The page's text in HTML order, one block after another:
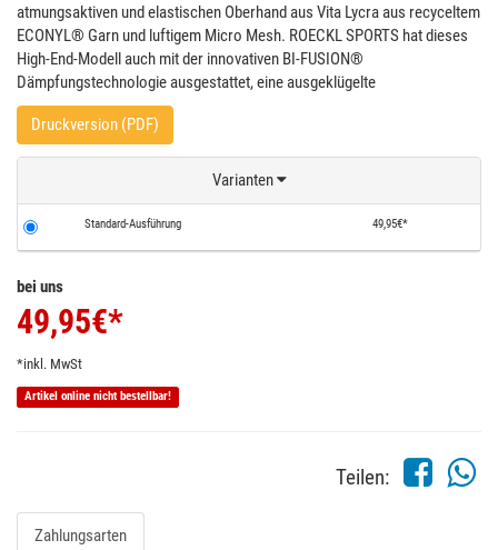
atmungsaktiven und elastischen Oberhand aus Vita Lycra aus recyceltem
ECONYL® Garn und luftigem Micro Mesh. ROECKL SPORTS hat dieses
High-End-Modell auch mit der innovativen BI-FUSION®
Dämpfungstechnologie ausgestattet, eine ausgeklügelte
Druckversion (PDF)
Varianten
Standard-Ausführung 49,95€*
bei uns
49,95€*
*inkl. MwSt
Artikel online nicht bestellbar!
Teilen:
Zahlungsarten